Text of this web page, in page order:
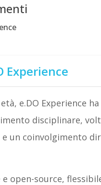
Experience
e.DO Experience
disciplinare,
un coinvolgimento
open-source,